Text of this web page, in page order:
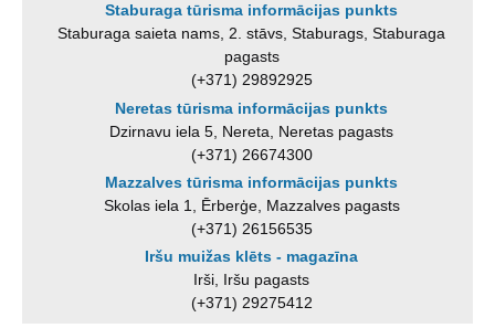
Staburaga tūrisma informācijas punkts
Staburaga saieta nams, 2. stāvs, Staburags, Staburaga
pagasts
(+371) 29892925
Neretas tūrisma informācijas punkts
Dzirnavu iela 5, Nereta, Neretas pagasts
(+371) 26674300
Mazzalves tūrisma informācijas punkts
Skolas iela 1, Ērberģe, Mazzalves pagasts
(+371) 26156535
Iršu muižas klēts - magazīna
Irši, Iršu pagasts
(+371) 29275412